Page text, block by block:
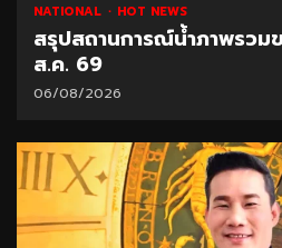
NATIONAL HOT NEWS
สรุปสถานการณ์น้ำภาพรวม
ส.ค. 69
06/08/2026